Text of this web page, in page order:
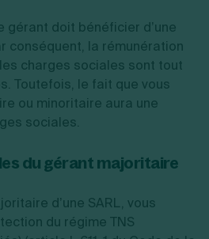
gérant doit bénéficier d’une
conséquent, la rémunération
charges sociales sont tout
Toutefois, le fait que vous
ou minoritaire aura une
sociales.
du gérant majoritaire
d’une SARL, vous
du régime TNS